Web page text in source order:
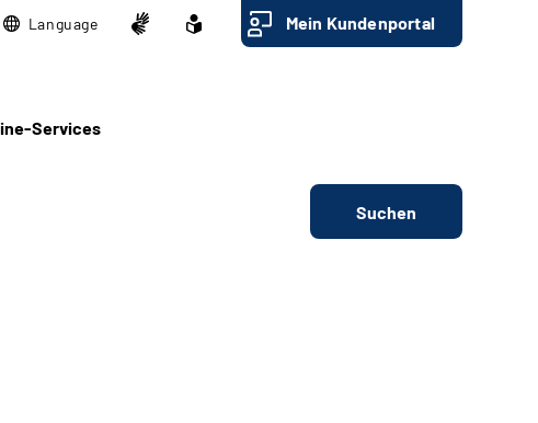
Language Mein Kundenportal
Services
Suchen